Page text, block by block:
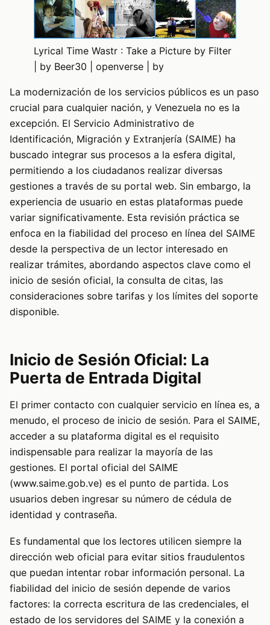
Lyrical Time Wastr : Take a Picture by Filter
| by Beer30 | openverse | by
La modernización de los servicios públicos es un paso
crucial para cualquier nación, y Venezuela no es la
excepción. El Servicio Administrativo de
Identificación, Migración y Extranjería (SAIME) ha
buscado integrar sus procesos a la esfera digital,
permitiendo a los ciudadanos realizar diversas
gestiones a través de su portal web. Sin embargo, la
experiencia de usuario en estas plataformas puede
variar significativamente. Esta revisión práctica se
enfoca en la fiabilidad del proceso en línea del SAIME
desde la perspectiva de un lector interesado en
realizar trámites, abordando aspectos clave como el
inicio de sesión oficial, la consulta de citas, las
consideraciones sobre tarifas y los límites del soporte
disponible.
Inicio de Sesión Oficial: La
Puerta de Entrada Digital
El primer contacto con cualquier servicio en línea es, a
menudo, el proceso de inicio de sesión. Para el SAIME,
acceder a su plataforma digital es el requisito
indispensable para realizar la mayoría de las
gestiones. El portal oficial del SAIME
(www.saime.gob.ve) es el punto de partida. Los
usuarios deben ingresar su número de cédula de
identidad y contraseña.
Es fundamental que los lectores utilicen siempre la
dirección web oficial para evitar sitios fraudulentos
que puedan intentar robar información personal. La
fiabilidad del inicio de sesión depende de varios
factores: la correcta escritura de las credenciales, el
estado de los servidores del SAIME y la conexión a